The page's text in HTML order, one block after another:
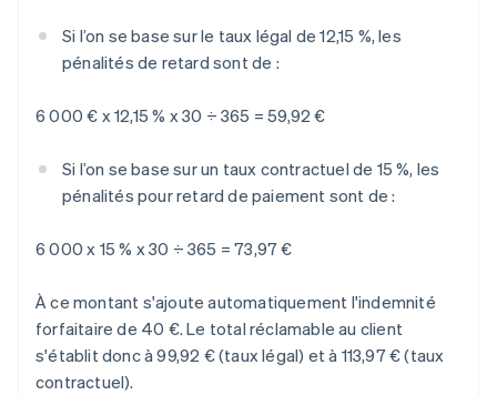
Si l’on se base sur le taux légal de 12,15 %, les
pénalités de retard sont de :
6 000 € x 12,15 % x 30 ÷ 365 = 59,92 €
Si l’on se base sur un taux contractuel de 15 %, les
pénalités pour retard de paiement sont de :
6 000 x 15 % x 30 ÷ 365 = 73,97 €
À ce montant s'ajoute automatiquement l'indemnité
forfaitaire de 40 €. Le total réclamable au client
s'établit donc à 99,92 € (taux légal) et à 113,97 € (taux
contractuel).